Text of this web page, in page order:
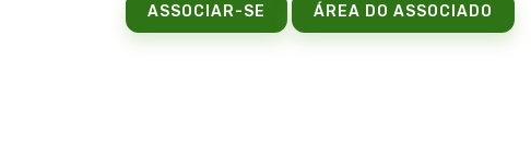
ASSOCIAR-SE ÁREA DO ASSOCIADO